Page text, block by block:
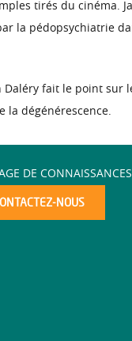
tirés du cinéma.
la pédopsychiatrie
Daléry fait le point sur
la dégénérescence.
DE CONNAISSANCES
NOUS